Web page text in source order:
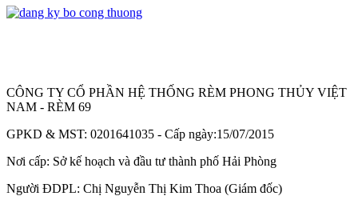
CÔNG TY CỔ PHẦN HỆ THỐNG RÈM PHONG THỦY VIỆT
NAM - RÈM 69
GPKD & MST: 0201641035 - Cấp ngày:15/07/2015
Nơi cấp: Sở kế hoạch và đầu tư thành phố Hải Phòng
Người ĐDPL: Chị Nguyễn Thị Kim Thoa (Giám đốc)